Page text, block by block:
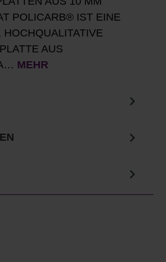
POLICARB® IST EINE
AUS
MEHR